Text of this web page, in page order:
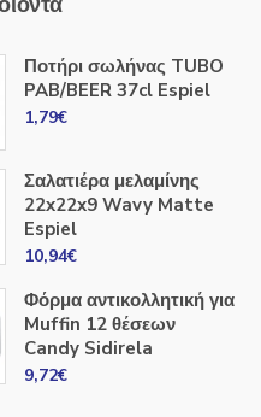
Ποτήρι σωλήνας TUBO
PAB/BEER 37cl Espiel
1,79€
Σαλατιέρα μελαμίνης
22x22x9 Wavy Matte
Espiel
10,94€
Φόρμα αντικολλητική για
Muffin 12 θέσεων
Candy Sidirela
9,72€